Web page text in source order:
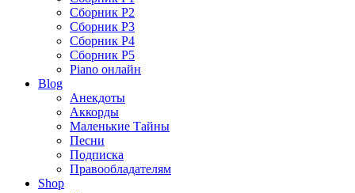
Сборник P2
Сборник P3
Сборник P4
Сборник P5
Piano онлайн
Blog
Анекдоты
Аккорды
Маленькие Тайны
Песни
Подписка
Правообладателям
Shop